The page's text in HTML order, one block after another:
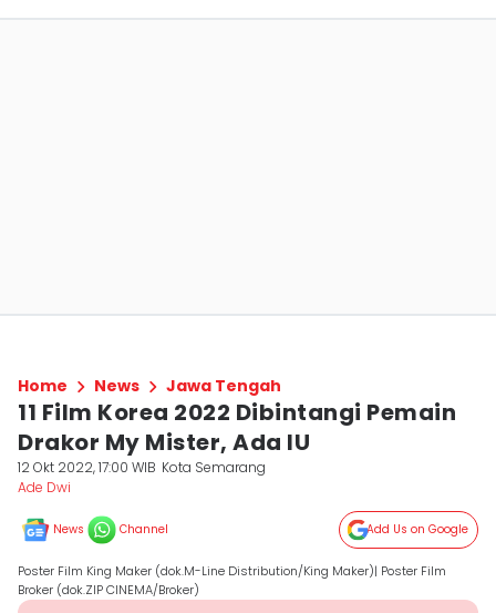
Home News Jawa Tengah
11 Film Korea 2022 Dibintangi Pemain
Drakor My Mister, Ada IU
12 Okt 2022, 17:00 WIB Kota Semarang
Ade Dwi
News Channel Add Us on Google
Poster Film King Maker (dok.M-Line Distribution/King Maker)| Poster Film
Broker (dok.ZIP CINEMA/Broker)